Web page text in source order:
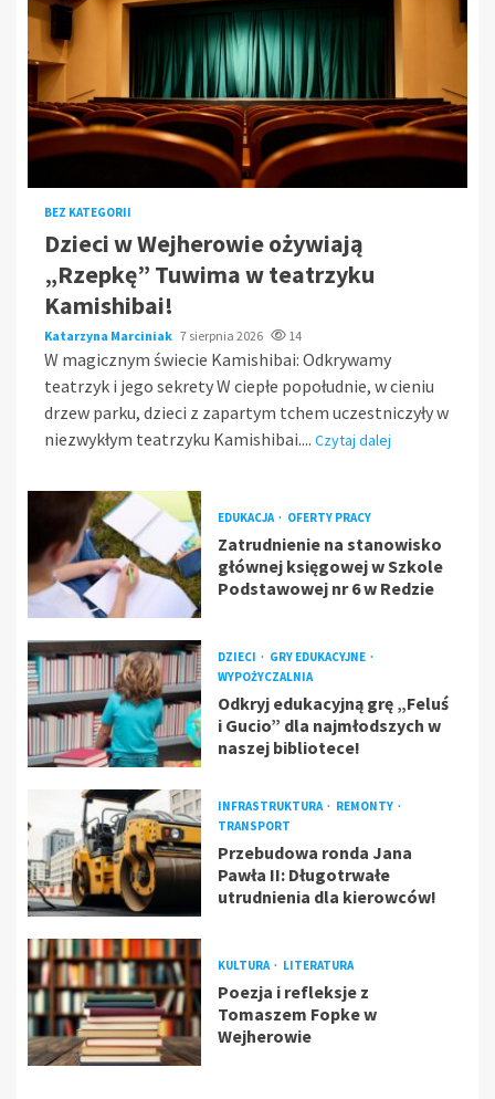
BEZ KATEGORII
Dzieci w Wejherowie ożywiają
„Rzepkę” Tuwima w teatrzyku
Kamishibai!
Katarzyna Marciniak 7 sierpnia 2026 14
W magicznym świecie Kamishibai: Odkrywamy
teatrzyk i jego sekrety W ciepłe popołudnie, w cieniu
drzew parku, dzieci z zapartym tchem uczestniczyły w
niezwykłym teatrzyku Kamishibai.... Czytaj dalej
EDUKACJA OFERTY PRACY
Zatrudnienie na stanowisko
głównej księgowej w Szkole
Podstawowej nr 6 w Redzie
DZIECI
GRY EDUKACYJNE
WYPOŻYCZALNIA
Odkryj edukacyjną grę „Feluś
i Gucio” dla najmłodszych w
naszej bibliotece!
INFRASTRUKTURA
REMONTY
TRANSPORT
Przebudowa ronda Jana
Pawła II: Długotrwałe
utrudnienia dla kierowców!
KULTURA LITERATURA
Poezja i refleksje z
Tomaszem Fopke w
Wejherowie